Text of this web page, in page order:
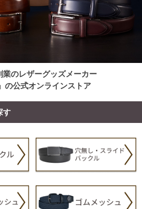
のレザーグッズメーカー
の公式オンラインストア
す